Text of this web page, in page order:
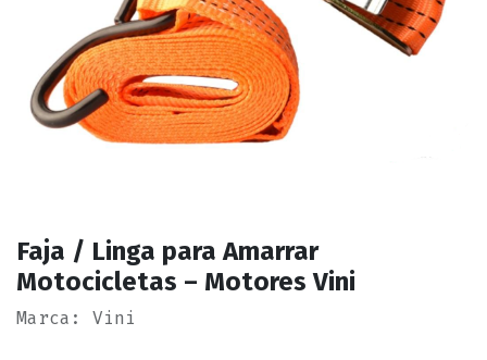
Faja / Linga para Amarrar
Motocicletas – Motores Vini
Marca: Vini